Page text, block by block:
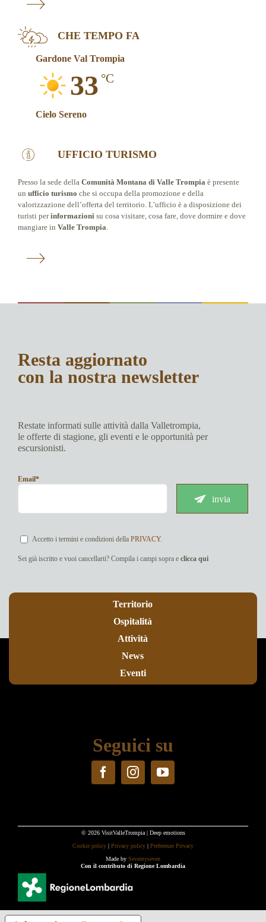
CHE TEMPO FA
Gardone Val Trompia
33 °C
Cielo Sereno
UFFICIO TURISMO
Presso la sede della Comunità Montana di Valle Trompia è presente
un ufficio turismo che si occupa della promozione e della
valorizzazione dell’offerta del territorio. L’ufficio è a disposizione dei
turisti perinformazioni su cosa visitare, cosa fare, dove dormire e dove
mangiare in Valle Trompia
Resta aggiornato
con la nostra newsletter
Restate informati sulle attività dalla Valletrompia,
le offerte di stagione, gli eventi e le opportunità per
escursionisti.
Email*
invia
Accetto i termini e condizioni della PRIVACY.
Sei già iscritto e vuoi cancellarti? Compila i campi sopra e clicca qui
Territorio
Ospitalità
Attività
News
Eventi
Seguici su
© 2026 VisitValleTrompia | Deep emotions
Cookie policy | Privacy policy | Preferenze Privacy
Made by Seventyseven
Con il contributo di Regione Lombardia